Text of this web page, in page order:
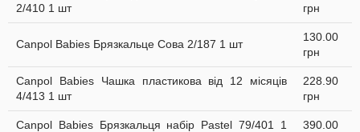
2/410 1 шт
грн
Canpol Babies Брязкальце Сова 2/187 1 шт
130.00
грн
Canpol Babies Чашка пластикова від 12 місяців
4/413 1 шт
228.90
грн
Canpol Babies Брязкальця набір Раstel 79/401 1
390.00